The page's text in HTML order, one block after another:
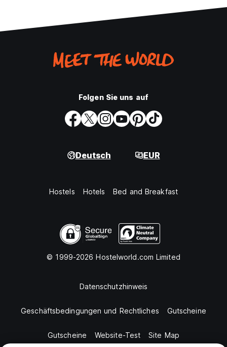
Folgen Sie uns auf
Deutsch EUR
Hostels Hotels Bed and Breakfast
© 1999-2026 Hostelworld.com Limited
Datenschutzhinweis
Geschäftsbedingungen und Rechtliches Gutscheine
Gutscheine Website-Test Site Map